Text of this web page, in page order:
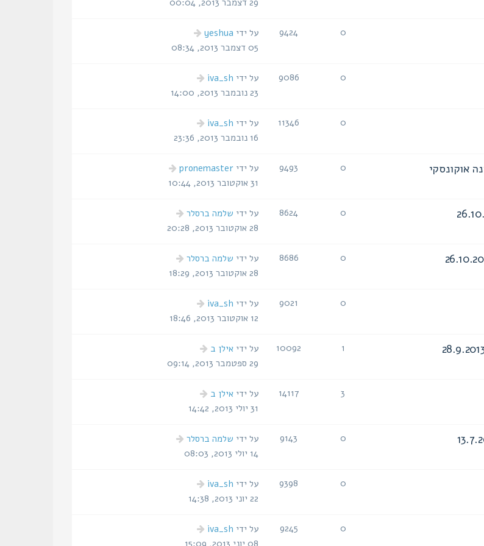
29 דצמבר 2013, 00:04
0
9424
הודעה
אחרונה
על ידיyeshua
05 דצמבר 2013, 08:34
0
9086
הודעה
אחרונה
על ידי iva_sh
23 נובמבר 2013, 14:00
0
11346
הודעה
אחרונה
על ידי iva_sh
16 נובמבר 2013, 23:36
0
9493
הודעה
אחרונה
על ידיpronemaster
31 אוקטובר 2013, 10:44
0
8624
הודעה
אחרונה
על ידי שלמה ברסלר
28 אוקטובר 2013, 20:28
0
8686
הודעה
אחרונה
על ידי שלמה ברסלר
28 אוקטובר 2013, 18:29
0
9021
הודעה
אחרונה
על ידי iva_sh
12 אוקטובר 2013, 18:46
1
10092
הודעה
אחרונה
על ידיאילן ב
29 ספטמבר 2013, 09:14
3
14117
הודעה
אחרונה
על ידיאילן ב
31 יולי 2013, 14:42
0
9143
הודעה
אחרונה
על ידי שלמה ברסלר
14 יולי 2013, 08:03
0
9398
הודעה
אחרונה
על ידי iva_sh
22 יוני 2013, 14:38
0
9245
הודעה
אחרונה
על ידי iva_sh
08 יוני 2013, 15:09